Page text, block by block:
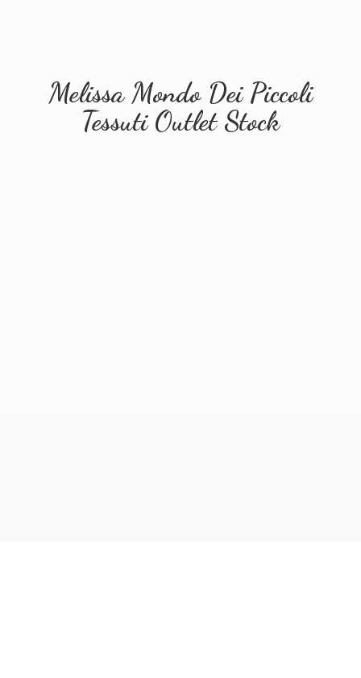
Melissa Mondo Dei Piccoli
Tessuti Outlet Stock